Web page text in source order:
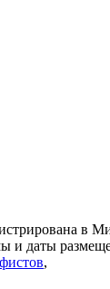
в
и даты
,